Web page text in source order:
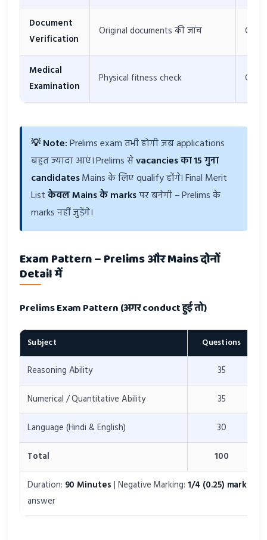
Document
Verification
Original documents की जांच
Medical
Examination
Physical fitness check
💡 Note:Prelims exam तभी होगी जब applications
बहुत ज्यादा आएं। Prelims सेvacancies का 15 गुना
candidatesMains के लिए qualify होंगे। Final Merit
Listकेवल Mains के marksपर बनेगी – Prelims के
marks नहीं जुड़ेंगे।
Exam Pattern – Prelims और Mains दोनों
Detail में
Prelims Exam Pattern (अगर conduct हुई तो)
Subject Questions
Reasoning Ability
35
Numerical / Quantitative Ability
35
Language (Hindi & English)
30
Total
100
Duration: 90 Minutes | Negative Marking:1/4 (0.25) marks
answer